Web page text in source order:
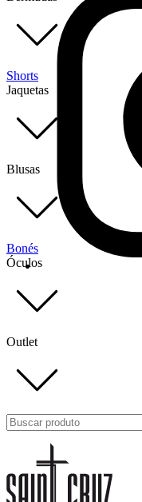
Shorts
Jaquetas
Blusas
Bonés
Óculos
Outlet